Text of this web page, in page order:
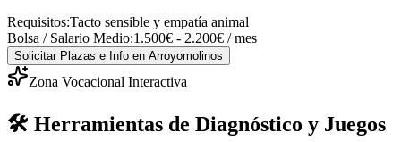
Requisitos:Tacto sensible y empatía animal
Bolsa / Salario Medio:1.500€ - 2.200€ / mes
Solicitar Plazas e Info en Arroyomolinos
Zona Vocacional Interactiva
🛠️ Herramientas de Diagnóstico y Juegos